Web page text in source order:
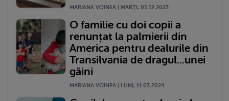
MARIANA VOINEA | MARŢI, 05.12.2023
O familie cu doi copii a
renunțat la palmierii din
America pentru dealurile din
Transilvania de dragul...unei
găini
MARIANA VOINEA | LUNI, 11.03.2024